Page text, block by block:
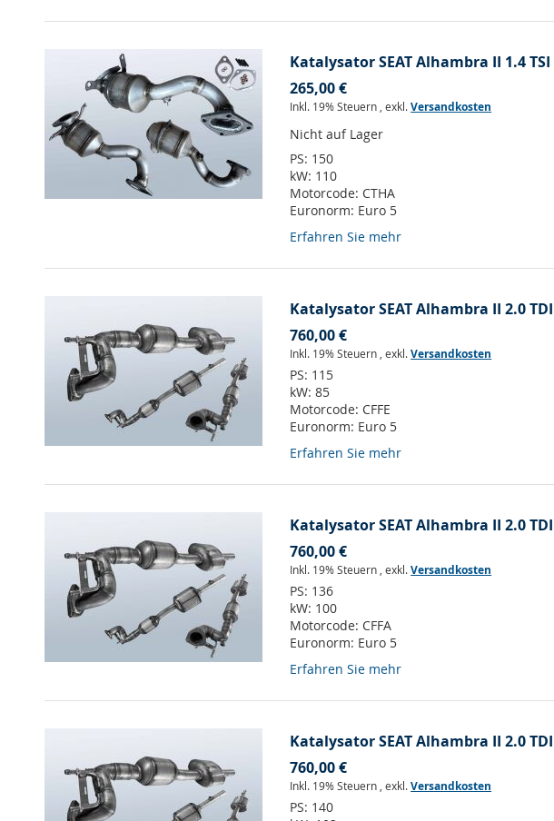
Katalysator SEAT Alhambra II 1.4 TSI
265,00 €
Inkl. 19% Steuern ,exkl.Versandkosten
Nicht auf Lager
PS: 150
kW: 110
Motorcode: CTHA
Euronorm: Euro 5
Erfahren Sie mehr
Katalysator SEAT Alhambra II 2.0
760,00 €
Inkl. 19% Steuern ,exkl.Versandkosten
PS: 115
kW:85
Motorcode: CFFE
Euronorm: Euro 5
Erfahren Sie mehr
Katalysator SEAT Alhambra II 2.0
760,00 €
Inkl. 19% Steuern ,exkl.Versandkosten
PS: 136
kW: 100
Motorcode: CFFA
Euronorm: Euro 5
Erfahren Sie mehr
Katalysator SEAT Alhambra II 2.0
760,00 €
Inkl. 19% Steuern ,exkl.Versandkosten
PS: 140